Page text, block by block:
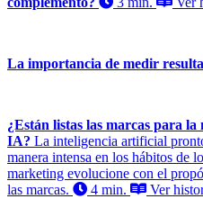
La importancia de medir
¿Están listas las marcas para
IA? La inteligencia artificial
manera intensa en los hábitos de
marketing evolucione con el
las marcas.
4 min. Ver